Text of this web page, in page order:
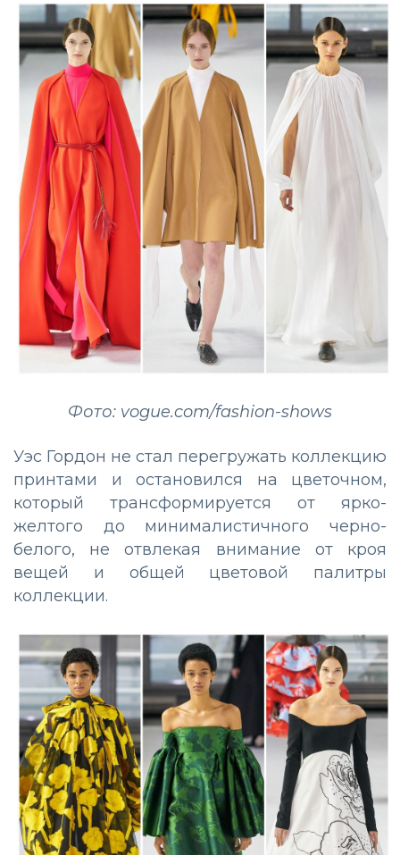
Фото: vogue.com/fashion-shows
Уэс Гордон не стал перегружать коллекцию
принтами и остановился на цветочном,
который трансформируется от ярко-
желтого до минималистичного черно-
белого, не отвлекая внимание от кроя
вещей и общей цветовой палитры
коллекции.